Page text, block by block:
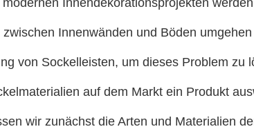
Innendekorationsprojekten
zwischen Innenwänden und Böden
von Sockelleisten, um dieses Problem zu
auf dem Markt ein Produkt
wir zunächst die Arten und Materialien